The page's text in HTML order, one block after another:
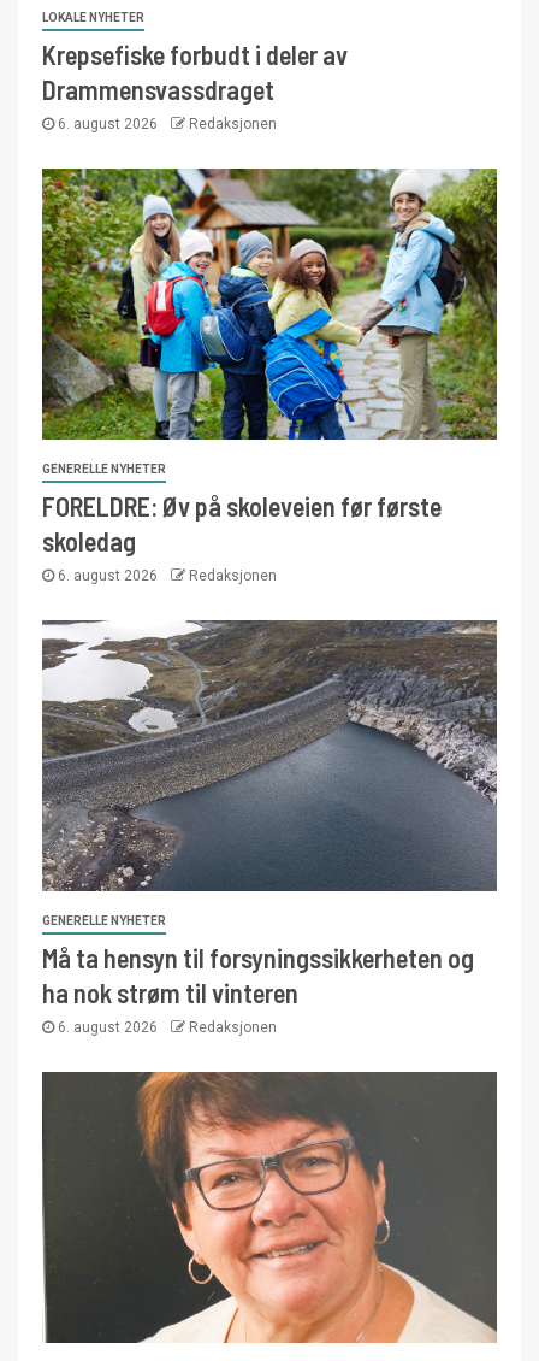
LOKALE NYHETER
Krepsefiske forbudt i deler av
Drammensvassdraget
6. august 2026 Redaksjonen
GENERELLE NYHETER
FORELDRE: Øv på skoleveien før første
skoledag
6. august 2026 Redaksjonen
GENERELLE NYHETER
Må ta hensyn til forsyningssikkerheten og
ha nok strøm til vinteren
6. august 2026 Redaksjonen